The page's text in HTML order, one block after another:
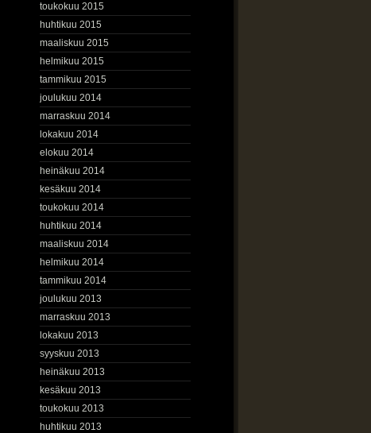
toukokuu 2015
huhtikuu 2015
maaliskuu 2015
helmikuu 2015
tammikuu 2015
joulukuu 2014
marraskuu 2014
lokakuu 2014
elokuu 2014
heinäkuu 2014
kesäkuu 2014
toukokuu 2014
huhtikuu 2014
maaliskuu 2014
helmikuu 2014
tammikuu 2014
joulukuu 2013
marraskuu 2013
lokakuu 2013
syyskuu 2013
heinäkuu 2013
kesäkuu 2013
toukokuu 2013
huhtikuu 2013